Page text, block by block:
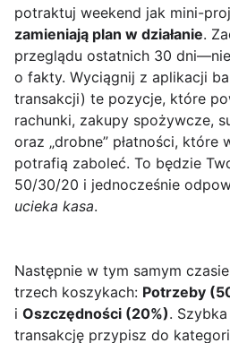
potraktuj weekend jak mini-
zamieniają plan w działanie.
przeglądu ostatnich 30
o fakty. Wyciągnij z aplikacji
transakcji) te pozycje, które
rachunki, zakupy spożywcze,
oraz „drobne” płatności, które
potrafią zaboleć. To będzie
50/30/20 i jednocześnie
ucieka kasa.
Następnie w tym samym
trzech koszykach: Potrzeby
i Oszczędności (20%).
transakcję przypisz do